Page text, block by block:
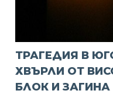
ТРАГЕДИЯ В
ХВЪРЛИ ОТ
БЛОК И